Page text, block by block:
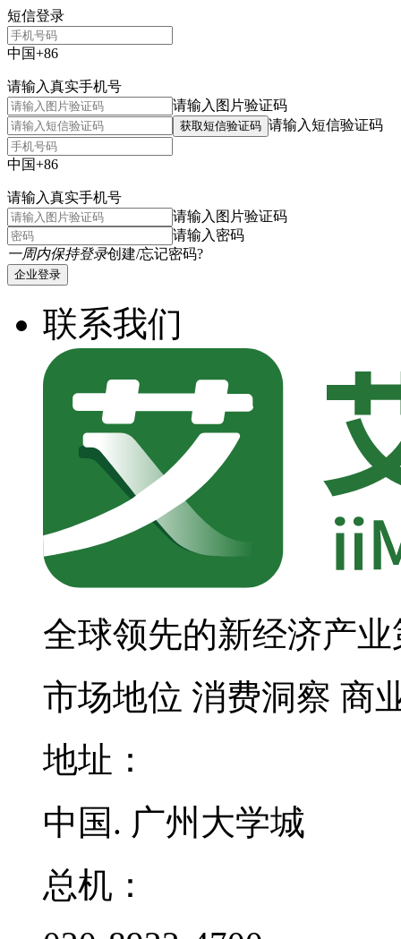
短信登录
中国+86
请输入真实手机号
请输入图片验证码
获取短信验证码 请输入短信验证码
中国+86
请输入真实手机号
请输入图片验证码
请输入密码
一周内保持登录创建/忘记密码?
企业登录
联系我们
全球领先的新经济产
市场地位 消费洞察 商
地址：
中国. 广州大学城
总机：